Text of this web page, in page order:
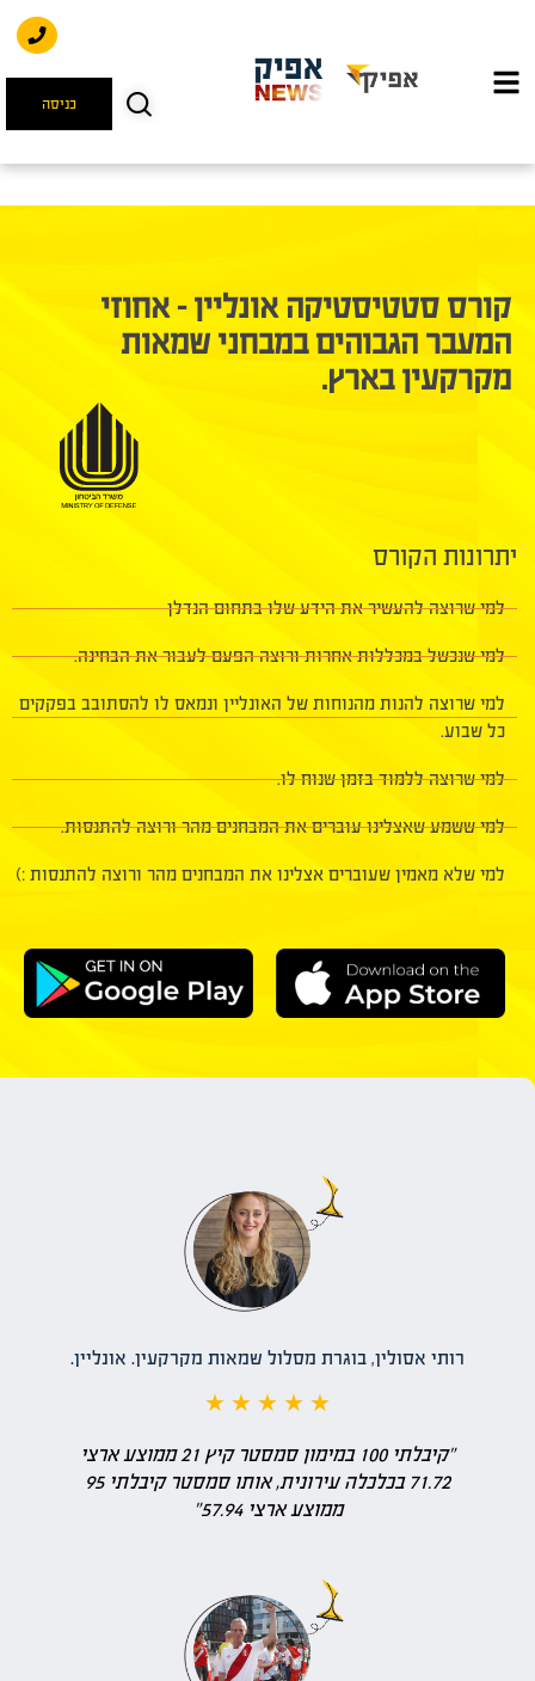
כניסה
קורס סטטיסטיקה אונליין - אחוזי
המעבר הגבוהים במבחני שמאות
מקרקעין בארץ. ​​
יתרונות הקורס​
למי שרוצה להעשיר את הידע שלו בתחום הנדלן​
למי שנכשל במכללות אחרות ורוצה הפעם לעבור את הבחינה.​
למי שרוצה להנות מהנוחות של האונליין ונמאס לו להסתובב בפקקים
כל שבוע.​
למי שרוצה ללמוד בזמן שנוח לו.​
למי ששמע שאצלינו עוברים את המבחנים מהר ורוצה להתנסות.​​
למי שלא מאמין שעוברים אצלינו את המבחנים מהר ורוצה להתנסות :)​
רותי אסולין, בוגרת מסלול שמאות מקרקעין. אונליין.
★ ★ ★ ★ ★
" קיבלתי 100 במימון סמסטר קיץ 21 ממוצע ארצי
71.72 בכלכלה עירונית, אותו סמסטר קיבלתי 95
ממוצע ארצי 57.94"